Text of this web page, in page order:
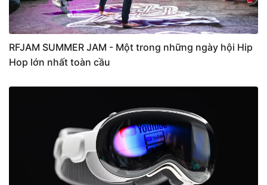
RFJAM SUMMER JAM - Một trong những ngày hội Hip
Hop lớn nhất toàn cầu